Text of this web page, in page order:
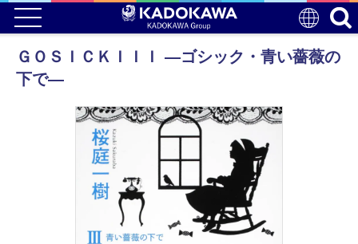
ＧＯＳＩＣＫＩＩＩ ―ゴシック・青い薔薇の
下で―